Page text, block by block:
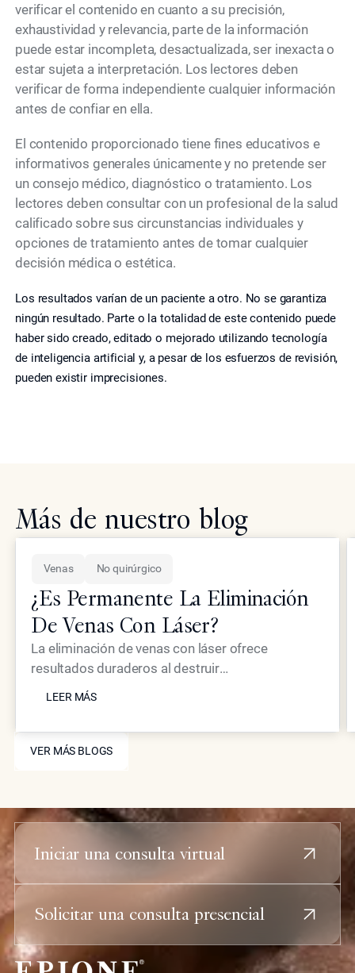
verificar el contenido en cuanto a su precisión,
exhaustividad y relevancia, parte de la información
puede estar incompleta, desactualizada, ser inexacta o
estar sujeta a interpretación. Los lectores deben
verificar de forma independiente cualquier información
antes de confiar en ella.
El contenido proporcionado tiene fines educativos e
informativos generales únicamente y no pretende ser
un consejo médico, diagnóstico o tratamiento. Los
lectores deben consultar con un profesional de la salud
calificado sobre sus circunstancias individuales y
opciones de tratamiento antes de tomar cualquier
decisión médica o estética.
Los resultados varían de un paciente a otro. No se garantiza
ningún resultado. Parte o la totalidad de este contenido puede
haber sido creado, editado o mejorado utilizando tecnología
de inteligencia artificial y, a pesar de los esfuerzos de revisión,
pueden existir imprecisiones.
Más de nuestro blog
VER MÁS BLOGS
VER MÁS BLOGS
Venas No quirúrgico
¿Es Permanente La Eliminación
De Venas Con Láser?
La eliminación de venas con láser ofrece
resultados duraderos al destruir
permanentemente las venas tratadas, aunque
tiempo. El Dr. Simon Ourian explica la ciencia
detrás de la permanencia y las expectativas
LEER MÁS
LEER MÁS
Iniciar una consulta virtual
Solicitar una consulta presencial